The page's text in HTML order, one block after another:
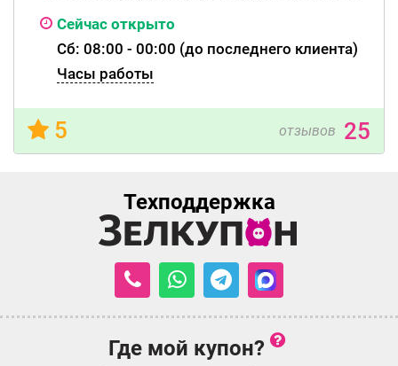
Сейчас открыто
Сб: 08:00 - 00:00 (до последнего клиента)
Часы работы
5 отзывов 25
Техподдержка
Где мой купон?